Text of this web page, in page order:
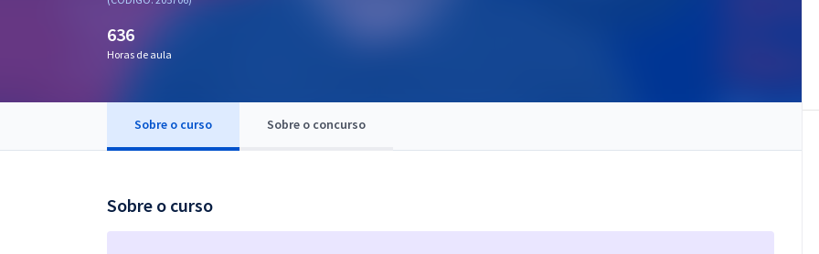
OAB
636
Horas de aula
Sobre o curso Sobre o concurso
Sobre o curso